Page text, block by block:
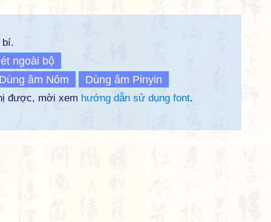
bí.
ngoài bộ
âm Nôm
Dùng âm Pinyin
được, mời xem hướng dẫn sử dụng font.